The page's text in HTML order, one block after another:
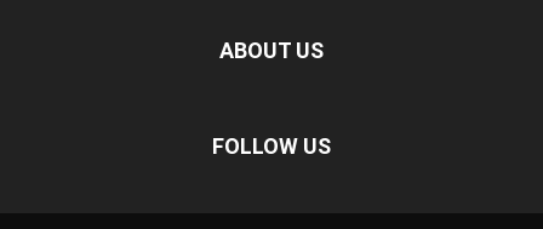
ABOUT US
FOLLOW US